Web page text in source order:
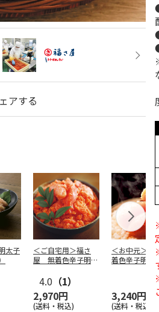
アする
太子
＜ご自宅用＞福さ
屋 無着色辛子明太
4.0 （1）
2,970円
(送料・税込)
＜お中元＞や
着色辛子明太
3,240円
(送料・税込)